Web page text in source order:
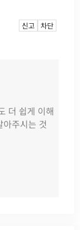
신고 차단
더 쉽게 이해
주시는 것